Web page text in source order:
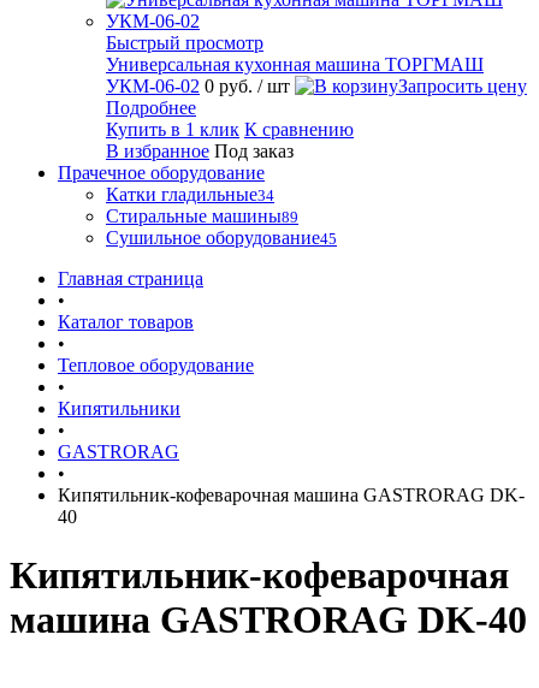
Быстрый просмотр
Универсальная кухонная машина ТОРГМАШ
УКМ-06-02 0 руб. / шт
Запросить цену
Подробнее
Купить в 1 клик К сравнению
В избранное Под заказ
Прачечное оборудование
Катки гладильные34
Стиральные машины89
Сушильное оборудование45
Главная страница
•
Каталог товаров
•
Тепловое оборудование
•
Кипятильники
•
GASTRORAG
•
Кипятильник-кофеварочная машина GASTRORAG DK-
40
Кипятильник-кофеварочная
машина GASTRORAG DK-40